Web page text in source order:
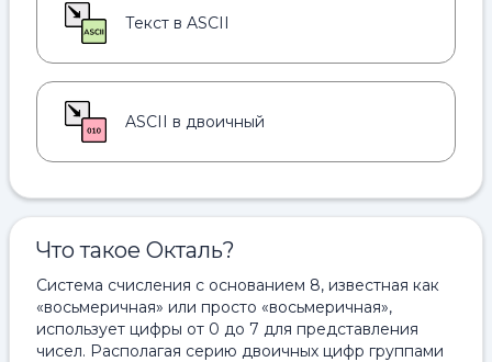
Текст в ASCII
ASCII в двоичный
Что такое Окталь?
Система счисления с основанием 8, известная как
«восьмеричная» или просто «восьмеричная»,
использует цифры от 0 до 7 для представления
чисел. Располагая серию двоичных цифр группами